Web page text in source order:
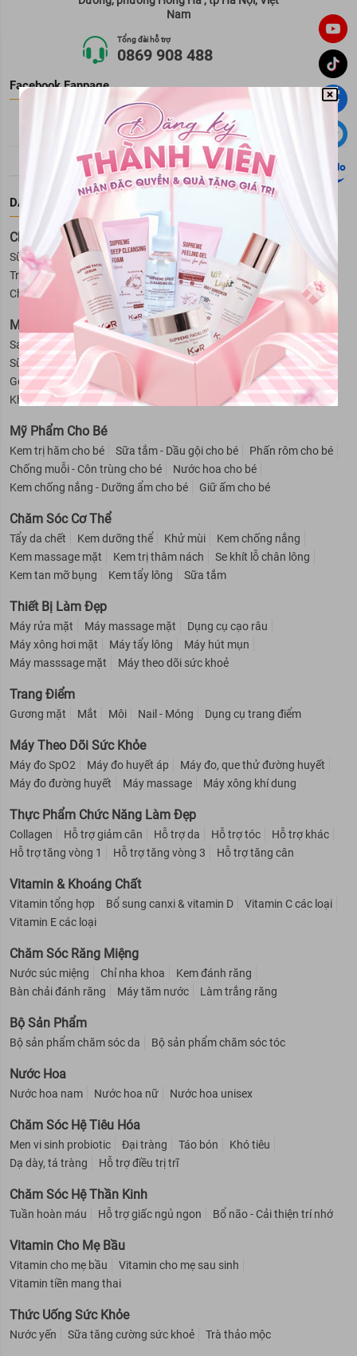
Nam
Tổng đài hỗ trợ
0869 908 488
Facebook Fanpage
DANH MỤC SẢN PHẨM
Chăm Sóc Da Mặt
Sữa rửa mặt Tẩy trang Kem dưỡng da Serum
Xịt khoáng
Trị mụn
Toner Mặt nạ
Trị nám và tàn nhang
Chăm sóc vùng da mắt
Lotion Tẩy tế bào da chết mặt
Mỹ Phẩm Cho Nam
Sáp vuốt tóc nam Sữa tắm cho nam
Hỗ trợ mọc râu
Sữa rửa mặt cho nam
Dầu gội - Xả cho nam
Gel giữ nếp tóc cho nam
Dung dịch vệ sinh nam
Khử mùi cho nam
Cạo râu cho nam
Mỹ Phẩm Cho Bé
Kem trị hăm cho bé Sữa tắm - Dầu gội cho bé
Phấn rôm cho bé
Chống muỗi - Côn trùng cho bé
Nước hoa cho bé
Kem chống nắng - Dưỡng ẩm cho bé
Giữ ấm cho bé
Chăm Sóc Cơ Thể
Tẩy da chết Kem dưỡng thể Khử mùi
Kem chống nắng
Kem massage mặt
Kem trị thâm nách
Se khít lỗ chân lông
Kem tan mỡ bụng
Kem tẩy lông Sữa tắm
Thiết Bị Làm Đẹp
Máy rửa mặt Máy massage mặt
Dụng cụ cạo râu
Máy xông hơi mặt
Máy tẩy lông
Máy hút mụn
Máy masssage mặt
Máy theo dõi sức khoẻ
Trang Điểm
Gương mặt Mắt Môi Nail - Móng Dụng cụ trang điểm
Máy Theo Dõi Sức Khỏe
Máy đo SpO2 Máy đo huyết áp
Máy đo, que thử đường huyết
Máy đo đường huyết
Máy massage Máy xông khí dung
Thực Phẩm Chức Năng Làm Đẹp
Collagen Hỗ trợ giảm cân Hỗ trợ da Hỗ trợ tóc
Hỗ trợ khác
Hỗ trợ tăng vòng 1
Hỗ trợ tăng vòng 3 Hỗ trợ tăng cân
Vitamin & Khoáng Chất
Vitamin tổng hợp Bổ sung canxi & vitamin D
Vitamin C các loại
Vitamin E các loại
Chăm Sóc Răng Miệng
Nước súc miệng Chỉ nha khoa
Kem đánh răng
Bàn chải đánh răng
Máy tăm nước Làm trắng răng
Bộ Sản Phẩm
Bộ sản phẩm chăm sóc da Bộ sản phẩm chăm sóc tóc
Nước Hoa
Nước hoa nam Nước hoa nữ Nước hoa unisex
Chăm Sóc Hệ Tiêu Hóa
Men vi sinh probiotic Đại tràng Táo bón
Khó tiêu
Dạ dày, tá tràng
Hỗ trợ điều trị trĩ
Chăm Sóc Hệ Thần Kinh
Tuần hoàn máu Hỗ trợ giấc ngủ ngon Bổ não - Cải thiện trí nhớ
Vitamin Cho Mẹ Bầu
Vitamin cho mẹ bầu
Vitamin cho mẹ sau sinh
Vitamin tiền mang thai
Thức Uống Sức Khỏe
Nước yến Sữa tăng cường sức khoẻ Trà thảo mộc